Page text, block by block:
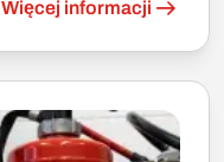
Więcej informacji